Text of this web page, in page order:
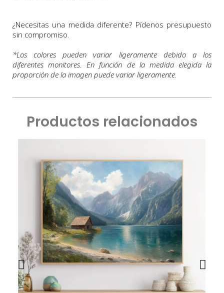
¿Necesitas una medida diferente? Pídenos presupuesto
sin compromiso.
*Los colores pueden variar ligeramente debido a los
diferentes monitores. En función de la medida elegida la
proporción de la imagen puede variar ligeramente.
Productos relacionados